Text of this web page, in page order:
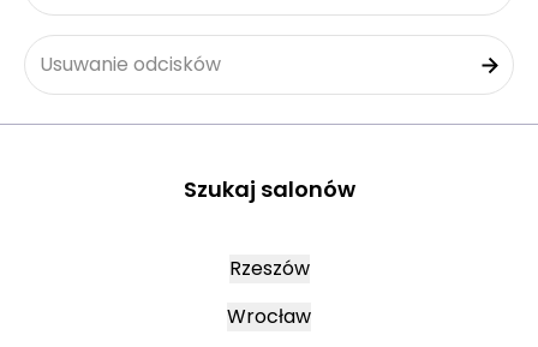
Usuwanie odcisków
Szukaj salonów
Rzeszów
Wrocław